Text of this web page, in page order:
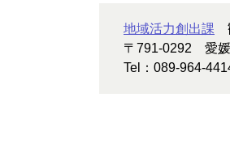
地域活力創出課
〒791-0292
愛
Tel：089-964-